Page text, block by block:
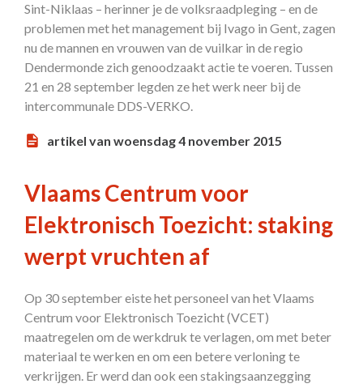
Sint-Niklaas – herinner je de volksraadpleging – en de
problemen met het management bij Ivago in Gent, zagen
nu de mannen en vrouwen van de vuilkar in de regio
Dendermonde zich genoodzaakt actie te voeren. Tussen
21 en 28 september legden ze het werk neer bij de
intercommunale DDS-VERKO.
artikel van woensdag 4 november 2015
Vlaams Centrum voor
Elektronisch Toezicht: staking
werpt vruchten af
Op 30 september eiste het personeel van het Vlaams
Centrum voor Elektronisch Toezicht (VCET)
maatregelen om de werkdruk te verlagen, om met beter
materiaal te werken en om een betere verloning te
verkrijgen. Er werd dan ook een stakingsaanzegging